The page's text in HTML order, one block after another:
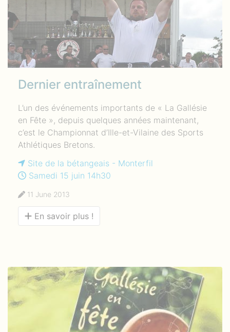
Dernier entraînement
L’un des événements importants de « La Gallésie
en Fête », depuis quelques années maintenant,
c’est le Championnat d’Ille-et-Vilaine des Sports
Athlétiques Bretons.
Site de la bétangeais - Monterfil
Samedi 15 juin 14h30
11 June 2013
En savoir plus !